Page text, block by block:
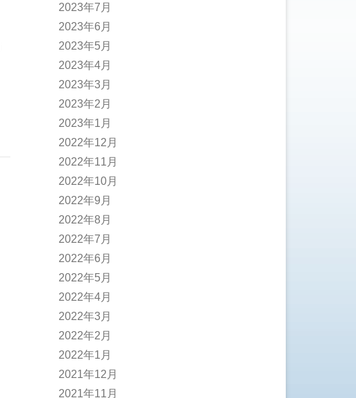
2023年7月
2023年6月
2023年5月
2023年4月
2023年3月
2023年2月
2023年1月
2022年12月
2022年11月
2022年10月
2022年9月
2022年8月
2022年7月
2022年6月
2022年5月
2022年4月
2022年3月
2022年2月
2022年1月
2021年12月
2021年11月